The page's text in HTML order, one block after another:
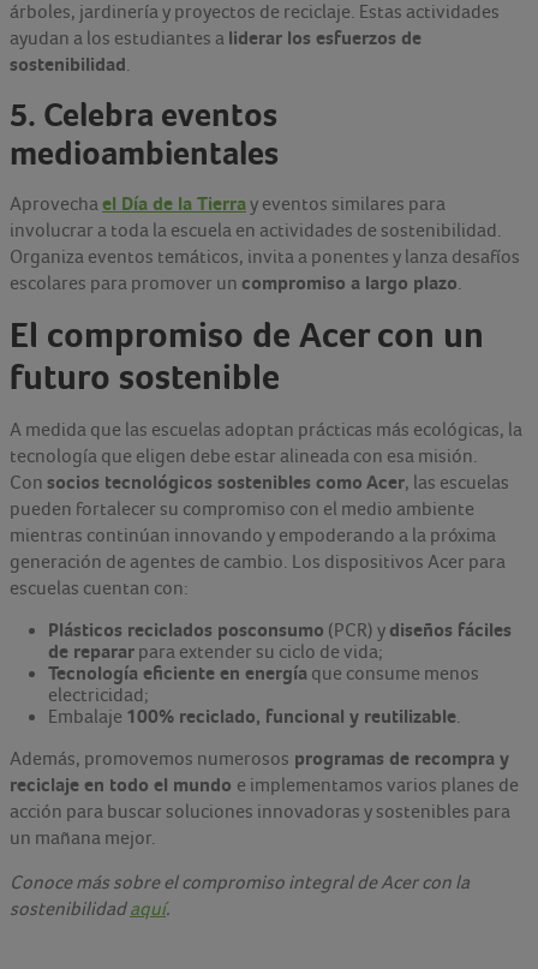
árboles, jardinería y proyectos de reciclaje. Estas actividades
ayudan a los estudiantes a liderar los esfuerzos de
sostenibilidad.
5. Celebra eventos
medioambientales
Aprovechael Día de la Tierray eventos similares para
involucrar a toda la escuela en actividades de sostenibilidad.
Organiza eventos temáticos, invita a ponentes y lanza desafíos
escolares para promover un compromiso a largo plazo.
El compromiso de Acer con un
futuro sostenible
A medida que las escuelas adoptan prácticas más ecológicas, la
tecnología que eligen debe estar alineada con esa misión.
Con socios tecnológicos sostenibles como Acer, las escuelas
pueden fortalecer su compromiso con el medio ambiente
mientras continúan innovando y empoderando a la próxima
generación de agentes de cambio. Los dispositivos Acer para
escuelas cuentan con:
Plásticos reciclados posconsumo (PCR) y diseños fáciles
de reparar para extender su ciclo de vida;
Tecnología eficiente en energía que consume menos
electricidad;
Embalaje 100% reciclado, funcional y reutilizable.
Además, promovemos numerosos programas de recompra y
reciclaje en todo el mundo e implementamos varios planes de
acción para buscar soluciones innovadoras y sostenibles para
un mañana mejor.
Conoce más sobre el compromiso integral de Acer con la
sostenibilidadaquí.